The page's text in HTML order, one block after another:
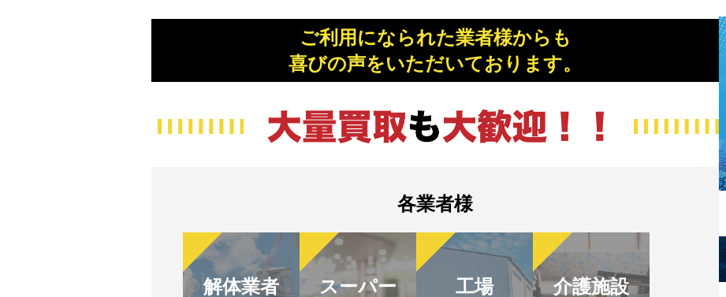
ご利用になられた業者様からも
喜びの声をいただいております。
各業者様
解体業者 スーパー 工場 介護施設